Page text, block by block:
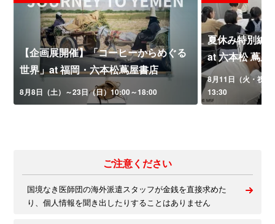
【企画展開催】「コーヒーからめぐる
世界」at 福岡・六本松蔦屋書店
8月8日（土）～23日（日）10:00～18:00
夏休み特別編
at 六本松 蔦屋
8月11日（火・祝
13:30
ご注意ください
国境なき医師団の海外派遣スタッフが金銭を直接求めた
り、個人情報を聞き出したりすることはありません